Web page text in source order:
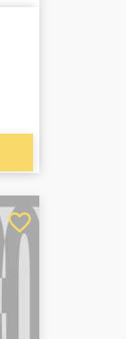
favorite_border